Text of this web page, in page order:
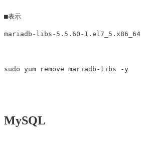
■表示
mariadb-libs-5.5.60-1.el7_5.x86_64
MySQL